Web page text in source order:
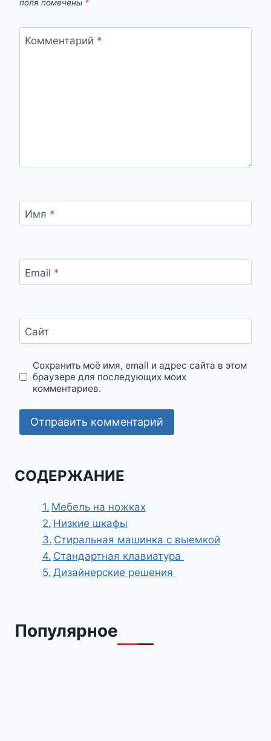
поля помечены *
Комментарий *
Имя *
Email *
Сайт
Сохранить моё имя, email и адрес сайта в этом
браузере для последующих моих
комментариев.
СОДЕРЖАНИЕ
Мебель на ножках
Низкие шкафы
Стиральная машинка с выемкой
Стандартная клавиатура
Дизайнерские решения
Популярное